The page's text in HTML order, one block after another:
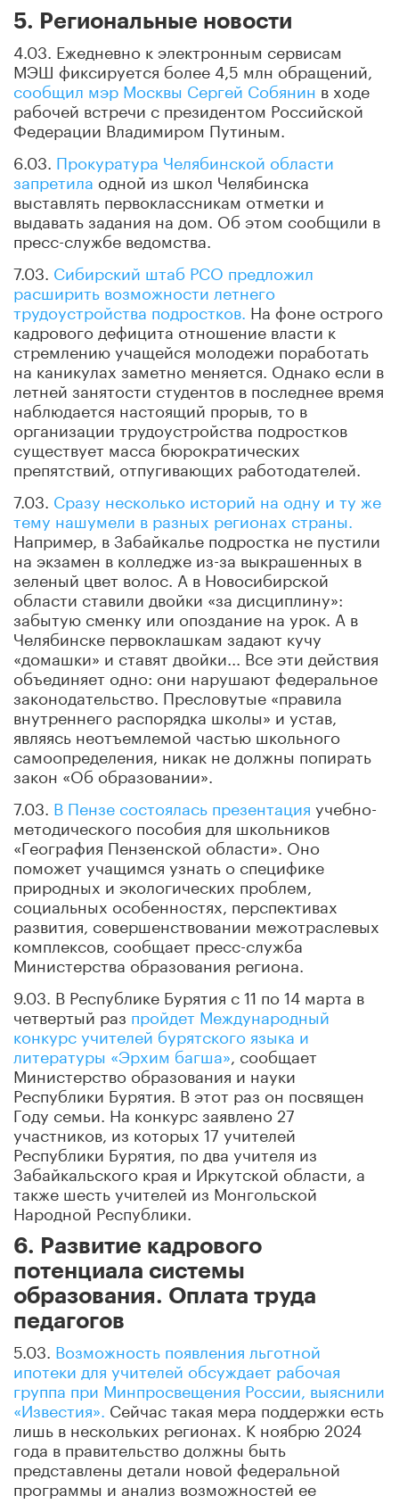
5. Региональные новости
4.03. Ежедневно к электронным сервисам
МЭШ фиксируется более 4,5 млн обращений,
сообщил мэр Москвы Сергей Собянин в ходе
рабочей встречи с президентом Российской
Федерации Владимиром Путиным.
6.03. Прокуратура Челябинской области
запретилаодной из школ Челябинска
выставлять первоклассникам отметки и
выдавать задания на дом. Об этом сообщили в
пресс-службе ведомства.
7.03. Сибирский штаб РСО предложил
расширить возможности летнего
трудоустройства подростков. На фоне острого
кадрового дефицита отношение власти к
стремлению учащейся молодежи поработать
на каникулах заметно меняется. Однако если в
летней занятости студентов в последнее время
наблюдается настоящий прорыв, то в
организации трудоустройства подростков
существует масса бюрократических
препятствий, отпугивающих работодателей.
7.03. Сразу несколько историй на одну и ту же
тему нашумели в разных регионах страны.
Например, в Забайкалье подростка не пустили
на экзамен в колледже из-за выкрашенных в
зеленый цвет волос. А в Новосибирской
области ставили двойки «за дисциплину»:
забытую сменку или опоздание на урок. А в
Челябинске первоклашкам задают кучу
«домашки» и ставят двойки... Все эти действия
объединяет одно: они нарушают федеральное
законодательство. Пресловутые «правила
внутреннего распорядка школы» и устав,
являясь неотъемлемой частью школьного
самоопределения, никак не должны попирать
закон «Об образовании».
7.03. В Пензе состоялась презентация учебно-
методического пособия для школьников
«География Пензенской области». Оно
поможет учащимся узнать о специфике
природных и экологических проблем,
социальных особенностях, перспективах
развития, совершенствовании межотраслевых
комплексов, сообщает пресс-служба
Министерства образования региона.
9.03. В Республике Бурятия с 11 по 14 марта в
четвертый раз пройдет Международный
конкурс учителей бурятского языка и
литературы «Эрхим багша» , сообщает
Министерство образования и науки
Республики Бурятия. В этот раз он посвящен
Году семьи. На конкурс заявлено 27
участников, из которых 17 учителей
Республики Бурятия, по два учителя из
Забайкальского края и Иркутской области, а
также шесть учителей из Монгольской
Народной Республики.
6. Развитие кадрового
потенциала системы
образования. Оплата труда
педагогов
5.03. Возможность появления льготной
ипотеки для учителей обсуждает рабочая
группа при Минпросвещения России, выяснили
«Известия». Сейчас такая мера поддержки есть
лишь в нескольких регионах. К ноябрю 2024
года в правительство должны быть
представлены детали новой федеральной
программы и анализ возможностей ее